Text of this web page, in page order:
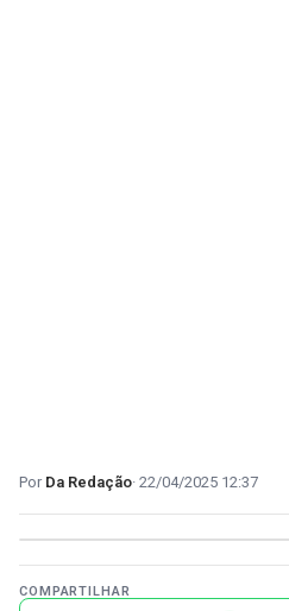
Da Redação 22/04/2025 12:37
COMPARTILHAR